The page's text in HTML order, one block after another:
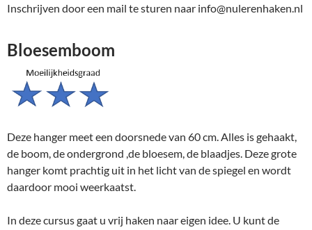
Inschrijven door een mail te sturen naar info@nulerenhaken.nl
Bloesemboom
Deze hanger meet een doorsnede van 60 cm. Alles is gehaakt,
de boom, de ondergrond ,de bloesem, de blaadjes. Deze grote
hanger komt prachtig uit in het licht van de spiegel en wordt
daardoor mooi weerkaatst.
In deze cursus gaat u vrij haken naar eigen idee. U kunt de